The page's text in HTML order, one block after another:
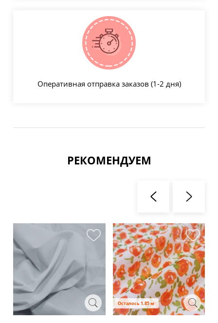
Оперативная отправка заказов (1-2 дня)
РЕКОМЕНДУЕМ
Осталось 1.85 м